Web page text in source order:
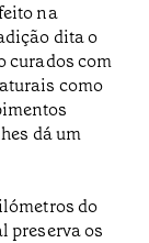
na
dita o
curados com
como
dá um
do
preserva os